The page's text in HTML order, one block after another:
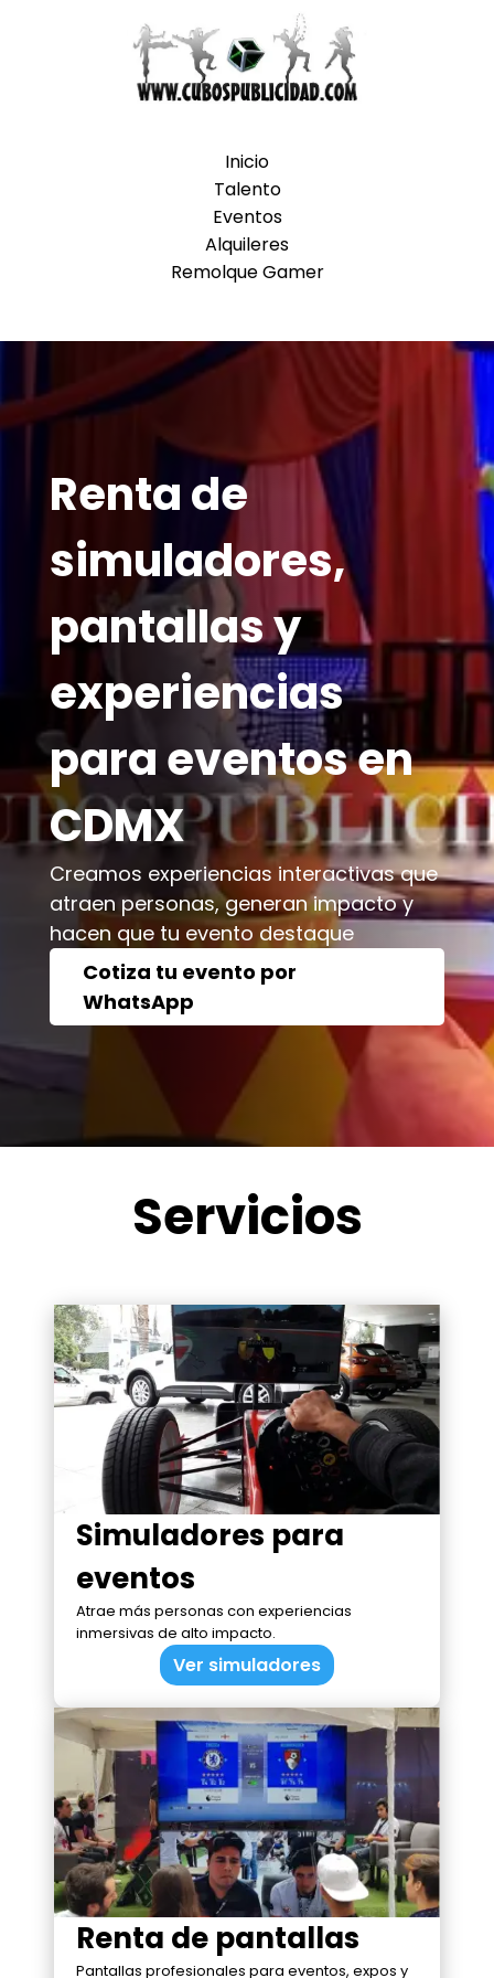
Inicio
Talento
Eventos
Alquileres
Remolque Gamer
Renta de
simuladores,
pantallas y
experiencias
para eventos en
CDMX
Creamos experiencias interactivas que
atraen personas, generan impacto y
hacen que tu evento destaque
Cotiza tu evento por
WhatsApp
Servicios
Simuladores para
eventos
Atrae más personas con experiencias
inmersivas de alto impacto.
Ver simuladores
Renta de pantallas
Pantallas profesionales para eventos, expos y